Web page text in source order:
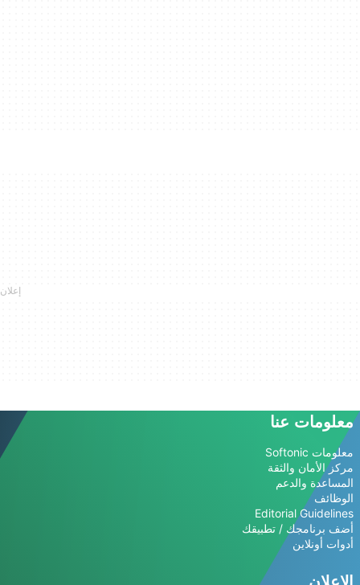
معلومات عنا
معلومات Softonic
مركز الأمان والثقة
المساعدة والدعم
الوظائف
Editorial Guidelines
أضف برنامجك / تطبيقك
أدوات أونلاين